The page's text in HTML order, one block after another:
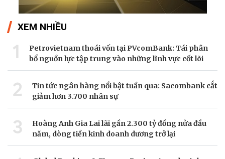
XEM NHIỀU
1
Petrovietnam thoái vốn tại PVcomBank: Tái phân
bổ nguồn lực tập trung vào những lĩnh vực cốt lõi
2
Tin tức ngân hàng nổi bật tuần qua: Sacombank cắt
giảm hơn 3.700 nhân sự
3
Hoàng Anh Gia Lai lãi gần 2.300 tỷ đồng nửa đầu
năm, dòng tiền kinh doanh dương trở lại